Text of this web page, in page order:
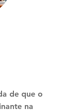
de que o
na